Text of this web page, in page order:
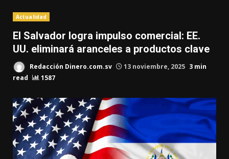
Actualidad
El Salvador logra impulso comercial: EE.
UU. eliminará aranceles a productos clave
Redacción Dinero.com.sv 13 noviembre, 2025 3 min
read
1587